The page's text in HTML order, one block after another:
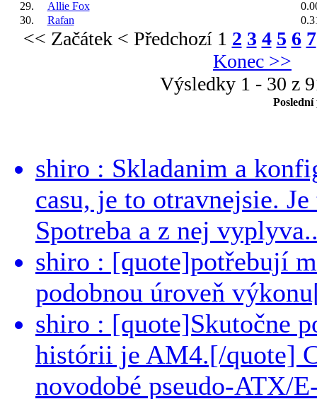
29.
Allie Fox
30.
Rafan
<< Začátek < Předchozí 1 2 3 4 5 6 7
Konec >>
Výsledky 1 - 30 z
shiro : Skladanim a
casu, je to otravnejsie.
Spotreba a z nej
shiro : [quote]potřebují
podobnou úroveň
shiro : [quote]Skutočne
histórii je AM4.[/quote]
novodobé pseudo-ATX/